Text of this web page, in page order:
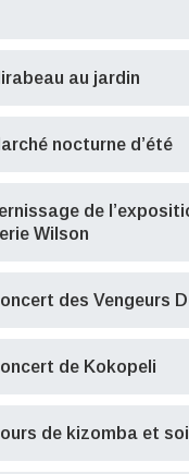
au jardin
nocturne d’été
de
Wilson
des Vengeurs
de Kokopeli
de kizomba et